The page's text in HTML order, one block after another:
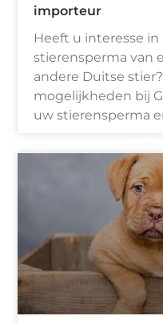
importeur
Heeft u interesse
stierensperma van
andere Duitse
mogelijkheden bij
uw stierensperma